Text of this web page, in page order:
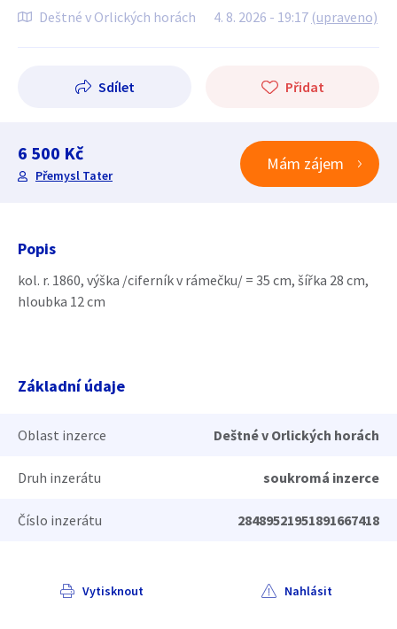
Deštné v Orlických horách 4. 8. 2026 - 19:17 (upraveno)
Sdílet Přidat
6 500 Kč
Přemysl Tater
Mám zájem
Popis
kol. r. 1860, výška /ciferník v rámečku/ = 35 cm, šířka 28 cm,
hloubka 12 cm
Základní údaje
Oblast inzerce Deštné v Orlických horách
Druh inzerátu soukromá inzerce
Číslo inzerátu 28489521951891667418
Vytisknout Nahlásit